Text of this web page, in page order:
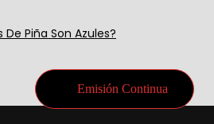
De Piña Son Azules?
Emisión Continua